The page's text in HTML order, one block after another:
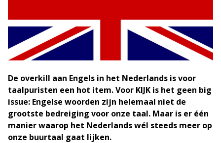
De overkill aan Engels in het Nederlands is voor
taalpuristen een hot item. Voor KIJK is het geen big
issue: Engelse woorden zijn helemaal niet de
grootste bedreiging voor onze taal. Maar is er één
manier waarop het Nederlands wél steeds meer op
onze buurtaal gaat lijken.